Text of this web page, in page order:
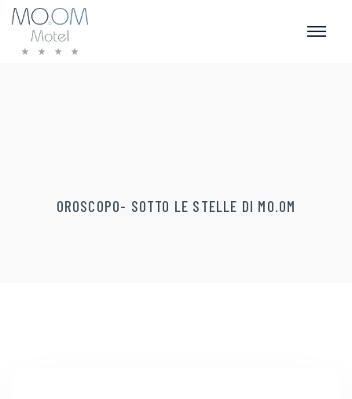
OROSCOPO- SOTTO LE STELLE DI MO.OM